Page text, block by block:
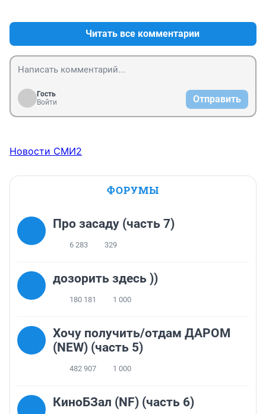
Читать все комментарии
Гость
Войти
Отправить
Новости СМИ2
ФОРУМЫ
Про засаду (часть 7)
6 283 329
дозорить здесь ))
180 181 1 000
Хочу получить/отдам ДАРОМ
(NEW) (часть 5)
482 907 1 000
КиноБЗал (NF) (часть 6)